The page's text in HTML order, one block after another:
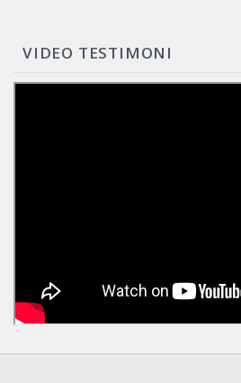
VIDEO TESTIMONI